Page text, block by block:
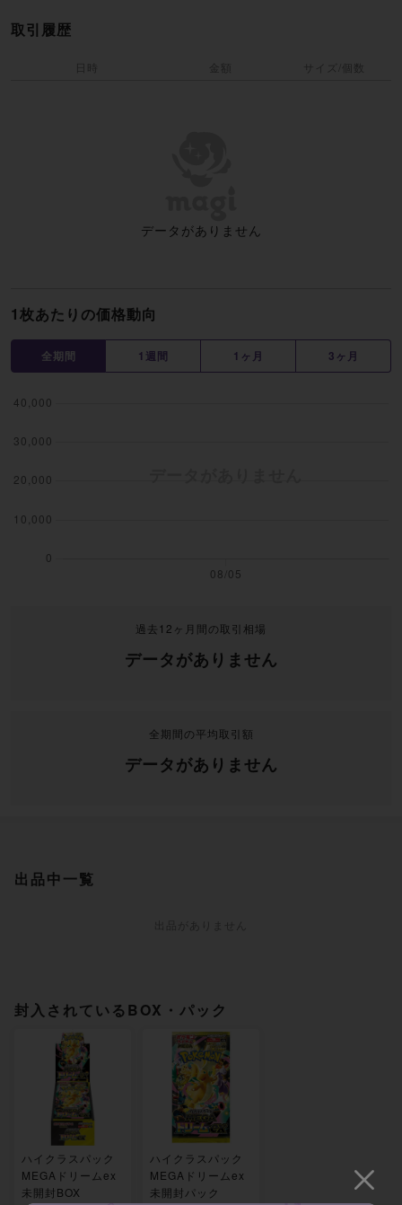
1枚あたりの価格動向
全期間 1週間 1ヶ月 3ヶ月
過去12ヶ月間の取引相場
データがありません
全期間の平均取引額
データがありません
取引履歴
日時 金額 サイズ/個数
データがありません
出品中一覧
封入されているBOX・パック
ハイクラスパック
MEGAドリームex
未開封BOX
ハイクラスパック
MEGAドリームex
未開封パック